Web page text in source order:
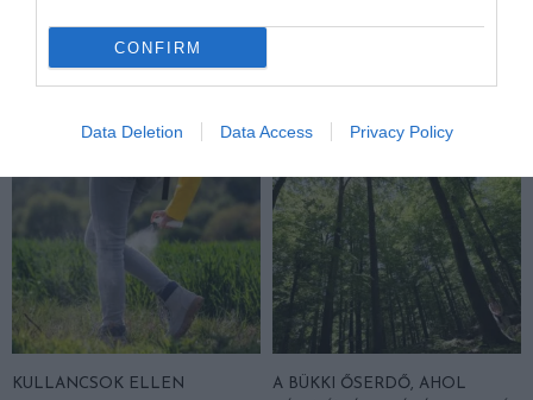
CONFIRM
Data Deletion Data Access Privacy Policy
APÁTSÁG HABOS OLDALÁRA
HÚZÓDIK KELET-ANTARKTISZ
2026-06-24
KULLANCSOK ELLEN
A BÜKKI ŐSERDŐ, AHOL